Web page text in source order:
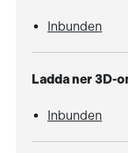
Inbunden
Ladda ner 3D-
Inbunden